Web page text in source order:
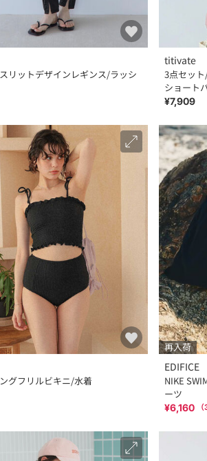
リットデザインレギンス/ラッシ
titivate
3点セッ
ショート
¥7,909
グフリルビキニ/水着
再入荷
EDIFICE
NIKE
ーツ
¥6,160 （